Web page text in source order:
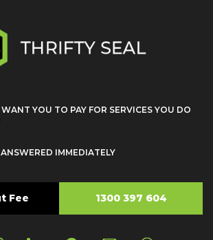
YOU TO PAY FOR SERVICES YOU DO
IMMEDIATELY
Fee 1300 397 604